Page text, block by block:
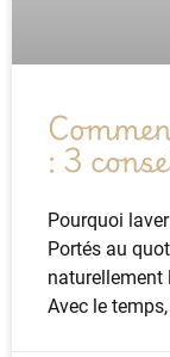
: 3
Pourquoi
Portés au
naturellement
Avec le temps,